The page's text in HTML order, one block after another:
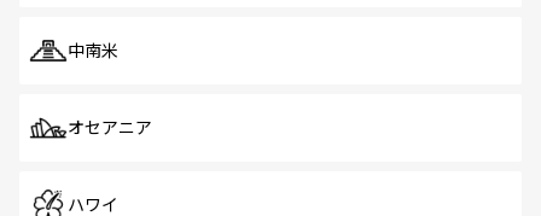
中南米
オセアニア
ハワイ